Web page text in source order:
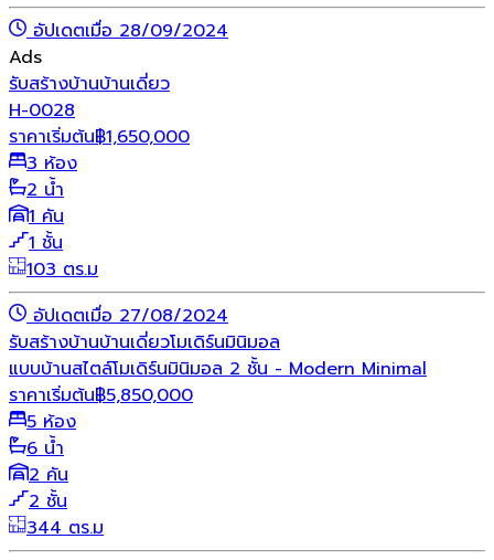
อัปเดตเมื่อ 28/09/2024
Ads
รับสร้างบ้านบ้านเดี่ยว
H-0028
ราคาเริ่มต้น฿1,650,000
3 ห้อง
2 น้ำ
1 คัน
1 ชั้น
103 ตร.ม
อัปเดตเมื่อ 27/08/2024
รับสร้างบ้านบ้านเดี่ยวโมเดิร์นมินิมอล
แบบบ้านสไตล์โมเดิร์นมินิมอล 2 ชั้น - Modern Minimal
ราคาเริ่มต้น฿5,850,000
5 ห้อง
6 น้ำ
2 คัน
2 ชั้น
344 ตร.ม